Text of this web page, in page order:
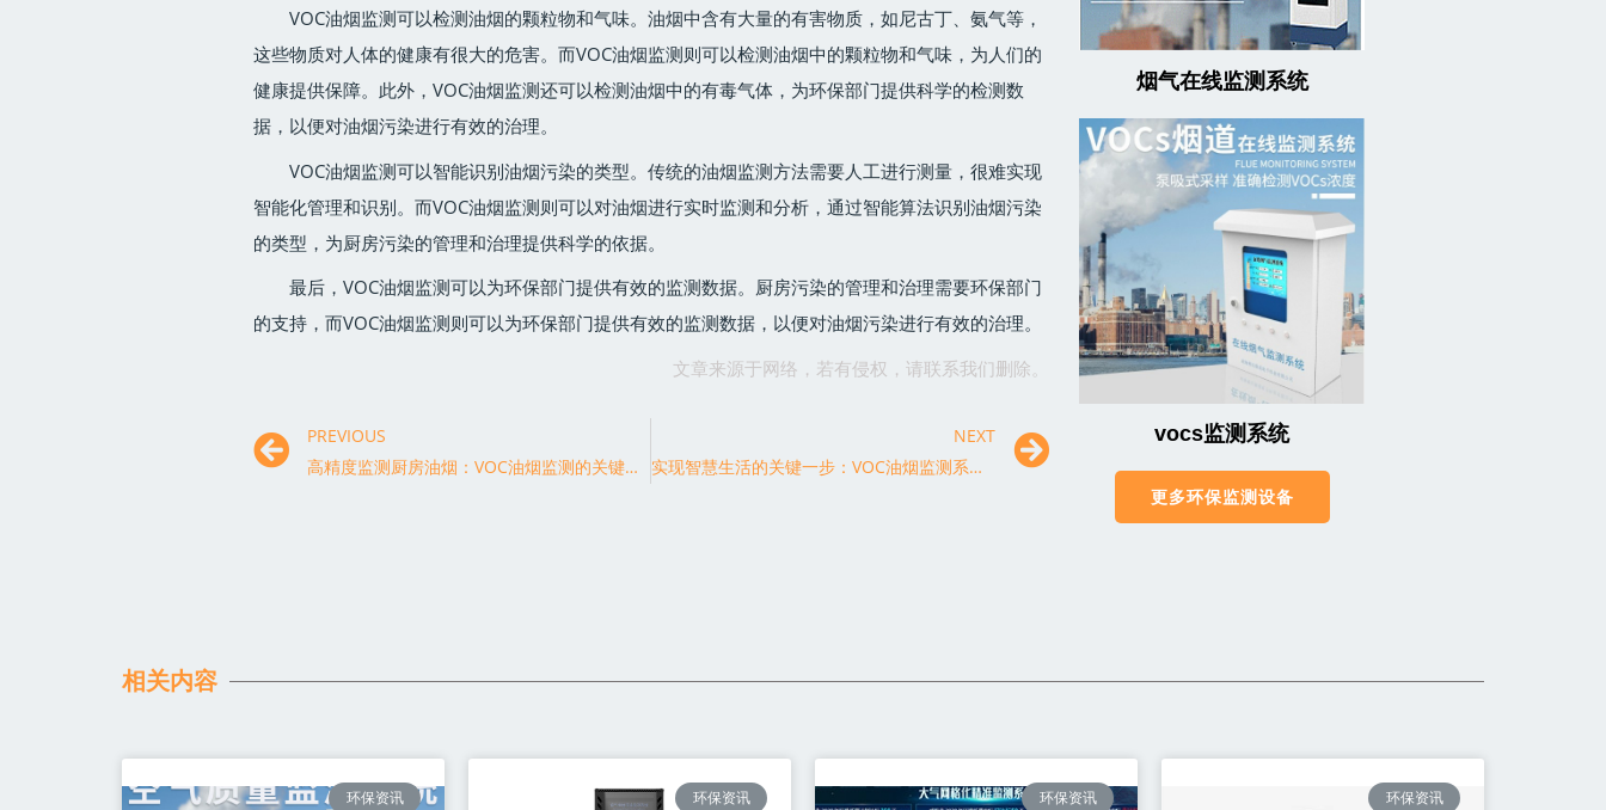
VOC油烟监测可以检测油烟的颗粒物和气味。油烟中含有大量的有害物质，如尼古丁、氨气等，
这些物质对人体的健康有很大的危害。而VOC油烟监测则可以检测油烟中的颗粒物和气味，为人们的
健康提供保障。此外，VOC油烟监测还可以检测油烟中的有毒气体，为环保部门提供科学的检测数
据，以便对油烟污染进行有效的治理。
VOC油烟监测可以智能识别油烟污染的类型。传统的油烟监测方法需要人工进行测量，很难实现
智能化管理和识别。而VOC油烟监测则可以对油烟进行实时监测和分析，通过智能算法识别油烟污染
的类型，为厨房污染的管理和治理提供科学的依据。
最后，VOC油烟监测可以为环保部门提供有效的监测数据。厨房污染的管理和治理需要环保部门
的支持，而VOC油烟监测则可以为环保部门提供有效的监测数据，以便对油烟污染进行有效的治理。
文章来源于网络，若有侵权，请联系我们删除。
PREVIOUS
高精度监测厨房油烟：VOC油烟监测的关键作用
NEXT
实现智慧生活的关键一步：VOC油烟监测系统的前景展望
烟气在线监测系统
vocs监测系统
更多环保监测设备
相关内容
环保资讯 环保资讯 环保资讯 环保资讯